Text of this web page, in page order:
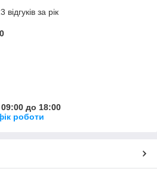
за рік
до 18:00
роботи